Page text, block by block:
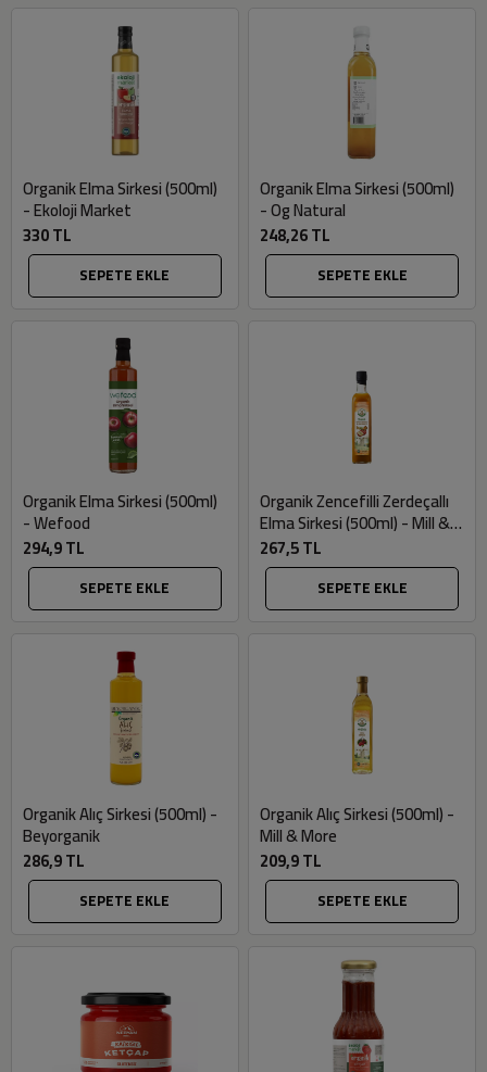
Organik Elma Sirkesi (500ml)
- Ekoloji Market
330 TL
SEPETE EKLE
Organik Elma Sirkesi (500ml)
- Og Natural
248,26 TL
SEPETE EKLE
Organik Elma Sirkesi (500ml)
- Wefood
294,9 TL
SEPETE EKLE
Organik Zencefilli Zerdeçallı
Elma Sirkesi (500ml) - Mill &
More
267,5 TL
SEPETE EKLE
Organik Alıç Sirkesi (500ml) -
Beyorganik
286,9 TL
SEPETE EKLE
Organik Alıç Sirkesi (500ml) -
Mill & More
209,9 TL
SEPETE EKLE